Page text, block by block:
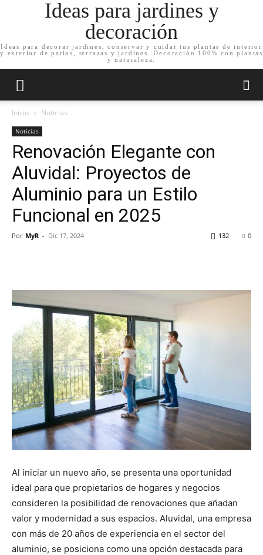
Ideas para jardines y
decoración
Ideas para decorar jardines, conservar y cuidar tus plantas de interior
y exterior de patios, terrazas y jardines. Decoración 100% con plantas
y naturaleza.
Inicio Noticias
Noticias
Renovación Elegante con
Aluvidal: Proyectos de
Aluminio para un Estilo
Funcional en 2025
Por MyR - Dic 17, 2024 0
132
Al iniciar un nuevo año, se presenta una oportunidad
ideal para que propietarios de hogares y negocios
consideren la posibilidad de renovaciones que añadan
valor y modernidad a sus espacios. Aluvidal, una empresa
con más de 20 años de experiencia en el sector del
aluminio, se posiciona como una opción destacada para